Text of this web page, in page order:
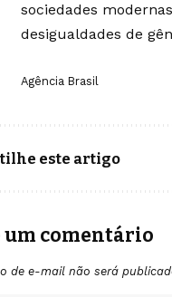
sociedades
desigualdades de
Agência Brasil
este artigo
um comentário
de e-mail não será